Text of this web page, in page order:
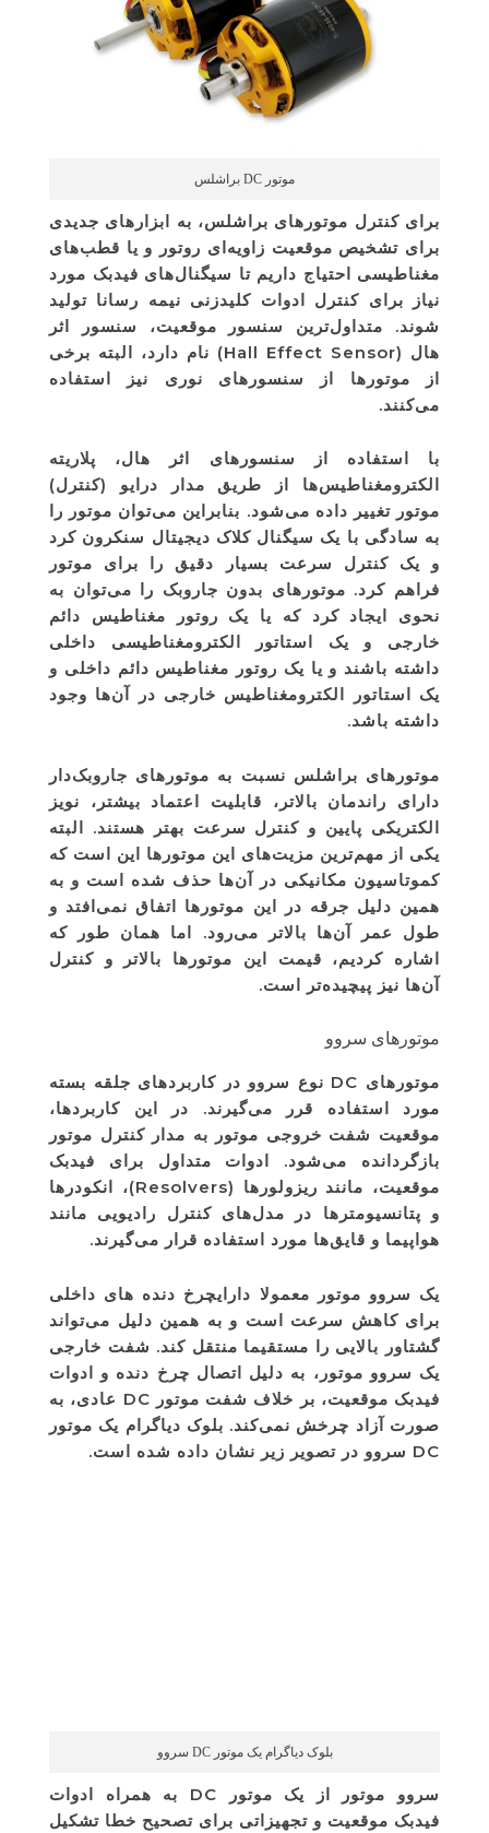
موتور DC براشلس
برای کنترل موتورهای براشلس، به ابزارهای جدیدی
برای تشخیص موقعیت زاویه‌ای روتور و یا قطب‌های
مغناطیسی احتیاج داریم تا سیگنال‌های فیدبک مورد
نیاز برای کنترل ادوات کلیدزنی نیمه رسانا تولید
شوند. متداول‌ترین سنسور موقعیت، سنسور اثر
هال (Hall Effect Sensor) نام دارد، البته برخی
از موتورها از سنسورهای نوری نیز استفاده
می‌کنند.
با استفاده از سنسورهای اثر هال، پلاریته
الکترومغناطیس‌ها از طریق مدار درایو (کنترل)
موتور تغییر داده می‌شود. بنابراین می‌توان موتور را
به سادگی با یک سیگنال کلاک دیجیتال سنکرون کرد
و یک کنترل سرعت بسیار دقیق را برای موتور
فراهم کرد. موتورهای بدون جاروبک را می‌توان به
نحوی ایجاد کرد که یا یک روتور مغناطیس دائم
خارجی و یک استاتور الکترومغناطیسی داخلی
داشته باشند و یا یک روتور مغناطیس دائم داخلی و
یک استاتور الکترومغناطیس خارجی در آن‌ها وجود
داشته باشد.
موتورهای براشلس نسبت به موتورهای جاروبک‌دار
دارای راندمان بالاتر، قابلیت اعتماد بیشتر، نویز
الکتریکی پایین و کنترل سرعت بهتر هستند. البته
یکی از مهم‌ترین مزیت‌های این موتورها این است که
کموتاسیون مکانیکی در آن‌ها حذف شده است و به
همین دلیل جرقه در این موتورها اتفاق نمی‌افتد و
طول عمر آن‌ها بالاتر می‌رود. اما همان طور که
اشاره کردیم، قیمت این موتورها بالاتر و کنترل
آن‌ها نیز پیچیده‌تر است.
موتورهای سروو
موتورهای DC نوع سروو در کاربردهای جلقه بسته
مورد استفاده قرر می‌گیرند. در این کاربردها،
موقعیت شفت خروجی موتور به مدار کنترل موتور
بازگردانده می‌شود. ادوات متداول برای فیدبک
موقعیت، مانند ریزولورها (Resolvers)، انکودرها
و پتانسیومترها در مدل‌های کنترل رادیویی مانند
هواپیما و قایق‌ها مورد استفاده قرار می‌گیرند.
یک سروو موتور معمولا دارایچرخ دنده های داخلی
برای کاهش سرعت است و به همین دلیل می‌تواند
گشتاور بالایی را مستقیما منتقل کند. شفت خارجی
یک سروو موتور، به دلیل اتصال چرخ دنده و ادوات
فیدبک موقعیت، بر خلاف شفت موتور DC عادی، به
صورت آزاد چرخش نمی‌کند. بلوک دیاگرام یک موتور
DC سروو در تصویر زیر نشان داده شده است.
بلوک دیاگرام یک موتور DC سروو
سروو موتور از یک موتور DC به همراه ادوات
فیدبک موقعیت و تجهیزاتی برای تصحیح خطا تشکیل